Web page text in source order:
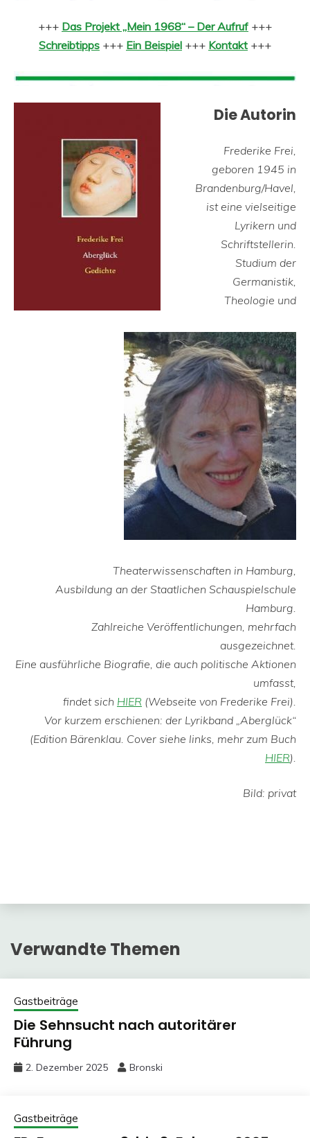
+++ Das Projekt „Mein 1968“ – Der Aufruf +++
Schreibtipps +++ Ein Beispiel +++ Kontakt +++
Die Autorin
Frederike Frei,
geboren 1945 in
Brandenburg/Havel,
ist eine vielseitige
Lyrikern und
Schriftstellerin.
Studium der
Germanistik,
Theologie und
Theaterwissenschaften in Hamburg,
Ausbildung an der Staatlichen Schauspielschule
Hamburg.
Zahlreiche Veröffentlichungen, mehrfach
ausgezeichnet.
Eine ausführliche Biografie, die auch politische Aktionen
umfasst,
findet sich HIER (Webseite von Frederike Frei).
Vor kurzem erschienen: der Lyrikband „Aberglück“
(Edition Bärenklau. Cover siehe links, mehr zum Buch
HIER).
Bild: privat
Verwandte Themen
Gastbeiträge
Die Sehnsucht nach autoritärer
Führung
2. Dezember 2025 Bronski
Gastbeiträge